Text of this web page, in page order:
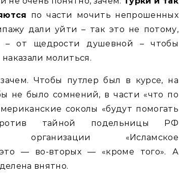
по части мочить непрошенных
дали уйти – так это не потому,
– от щедрости душевной – чтобы
молиться.
Чтобы путлер был в курсе, на
не было сомнений, в части «что по
соколы «будут помогать
тайной подельницы РФ
организации «Исламское
это — во-вторых — «кроме того». А
внятно.